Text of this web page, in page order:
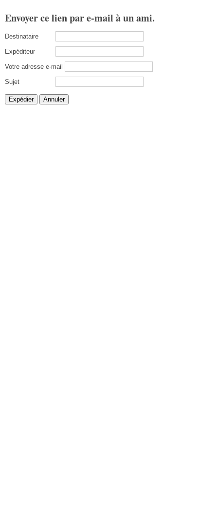
Envoyer ce lien par e-mail à un ami.
Destinataire
Expéditeur
Votre adresse e-mail
Sujet
Expédier Annuler